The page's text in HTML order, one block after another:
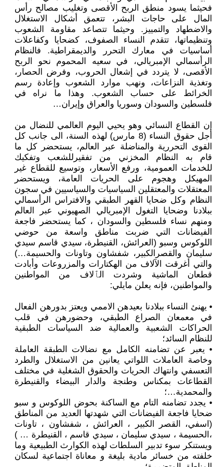
فحيثما يسود منطق الربح الأقصى وتغليب مصالح رأس
المال على حاجات البشر، تتعمق أشكال الاستغلال
والاضطهاد والتمييز. وحيثما تتصاعد مقاومة الشعوب
وتنظيماتها، تتقدم النساء الصفوف، كضحايا وكفاعلات
أساسيات في معارك التحرر والديمقراطية. فالنظام
الرأسمالي الإمبريالي، في سعيه المحموم نحو الربح
الأقصى، لا يتردد في إشعال الحروب، وفرض الحصار،
وتغذية النزاعات، ونهب موارد الشعوب وإعادة رسم
الخرائط على حساب الشعوب. وهذا ما نراه في
فلسطين والسودان وسوريا والعراق وإيران…
إن القطاع النسائي وهو يحيي اليوم العالمي للنضال من
أجل حقوق النساء (8 مارس) لهذه السنة، الى جانب كل
القوى التحررية والمناضلة عبر العالم، يستحضر كل ما
قام به النظام المخزني من تفقيرللشعب وتفكيك
للخدمات العمومية، ورفع الأسعار، وتوسيع للقطاع غير
المهيكل وهجوم على الحريات العامة، ويستحضر
المعتقلات والمعتقلين السياسيات والسياسيين في سجون
النظام وكل ضحايا القهر الطبقي والافتراس الرأسمالي
ببلادنا وضحايا التغول الإمبريالي الصهيوني عبر العالم
ومنهم نساء فلسطين والسودان ، كما يستحضر فاجعة
الفيضانات التي ضربت مناطق واسعة من حوضي
اللوكوس وسبو (العرائش، القنيطرة، سيدي قاسم سيدي
سليمان والقصرالكبير، شفشاون وتاونات والحسيمة…)
والتي أغرقت الآلاف من الهكتارات والمزروعات وأبادت
قطعان الماشية وشردت الٱلاف من المواطنين
والمواطنين، فإنه يعلن مايلي:
• يهنئ النساء ببلادنا بعيدهن الاممي ويعتز بدورهن الفعال
في معمعان الصراع الطبقي، وحضورهن في قلب
الحراكات الشعبية والعمالية ضد السياسات الطبقية
للنظام السائد؛
• يعبر عن تضامنه الكامل مع نضالات الطبقة العاملة
وخاصة العاملات اللواتي يعانين من الاستغلال والطرد
التعسفي وانتهاك الحريات والحقوق الشغلية في مختلف
القطاعات بمكناس وطنجة والدار البيضاء والقنيطرة
والمحمدية…؛
• يجدد تضامنه التام مع الساكنة بحوض اللوكوس و سبو
ضحايا فاجعة الفيضانات التي شهدتها العديد من المناطق
(اسفي، القصر الكبير ، العرائش ، شفشاون ، تاونات
،الحسيمة ، سيدي سليمان ، سيدي قاسم ، القنيطرة … )
ويستنكر سوء تدبير السلطات لهذه الكوارث الطبيعية وما
خلفته من خسائر مادية بليغة و معاناة اجتماعية لسكان